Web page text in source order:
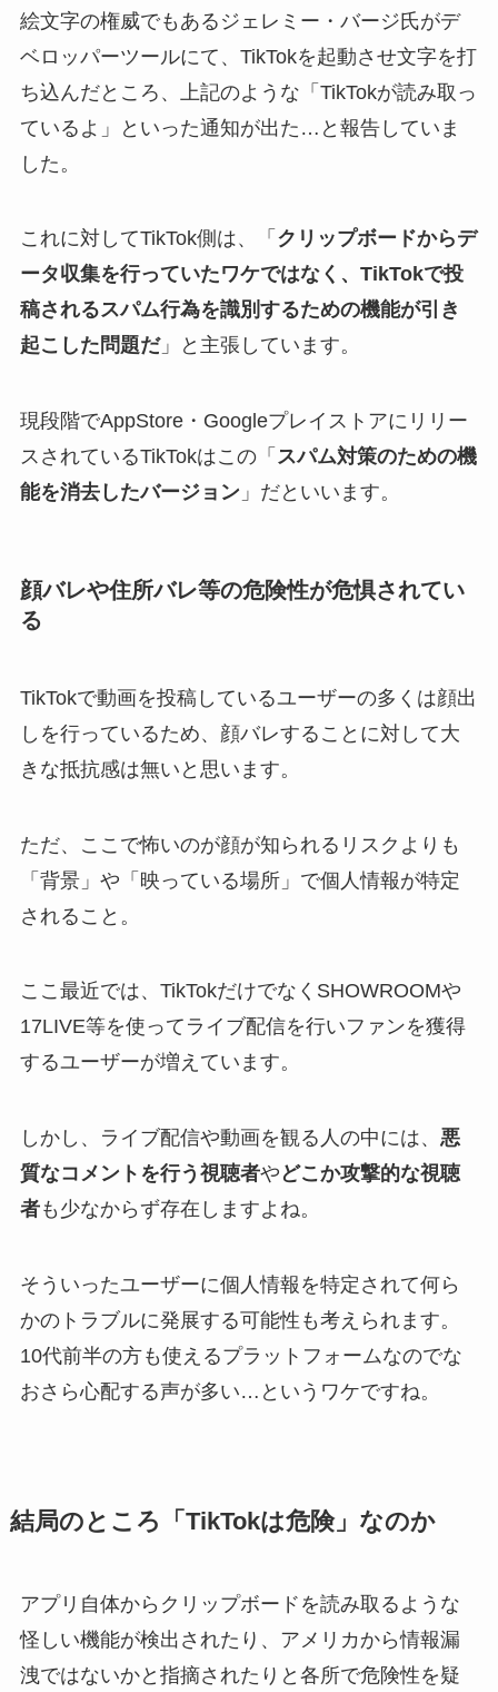
絵文字の権威でもあるジェレミー・バージ氏がデ
ベロッパーツールにて、TikTokを起動させ文字を打
ち込んだところ、上記のような「TikTokが読み取っ
ているよ」といった通知が出た…と報告していま
した。
これに対してTikTok側は、「 クリップボードからデ
ータ収集を行っていたワケではなく、TikTokで投
稿されるスパム行為を識別するための機能が引き
起こした問題だ」と主張しています。
現段階でAppStore・Googleプレイストアにリリー
スされているTikTokはこの「 スパム対策のための機
能を消去したバージョン」だといいます。
顔バレや住所バレ等の危険性が危惧されてい
る
TikTokで動画を投稿しているユーザーの多くは顔出
しを行っているため、顔バレすることに対して大
きな抵抗感は無いと思います。
ただ、ここで怖いのが顔が知られるリスクよりも
「背景」や「映っている場所」で個人情報が特定
されること。
ここ最近では、TikTokだけでなくSHOWROOMや
17LIVE等を使ってライブ配信を行いファンを獲得
するユーザーが増えています。
しかし、ライブ配信や動画を観る人の中には、 悪
質なコメントを行う視聴者や どこか攻撃的な視聴
者も少なからず存在しますよね。
そういったユーザーに個人情報を特定されて何ら
かのトラブルに発展する可能性も考えられます。
10代前半の方も使えるプラットフォームなのでな
おさら心配する声が多い…というワケですね。
結局のところ「TikTokは危険」なのか
アプリ自体からクリップボードを読み取るような
怪しい機能が検出されたり、アメリカから情報漏
洩ではないかと指摘されたりと各所で危険性を疑